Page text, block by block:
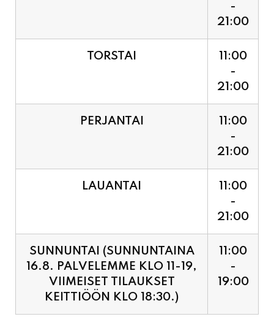
-
21:00
TORSTAI
11:00
-
21:00
PERJANTAI
11:00
-
21:00
LAUANTAI
11:00
-
21:00
SUNNUNTAI (SUNNUNTAINA
16.8. PALVELEMME KLO 11-19,
VIIMEISET TILAUKSET
KEITTIÖÖN KLO 18:30.)
11:00
-
19:00